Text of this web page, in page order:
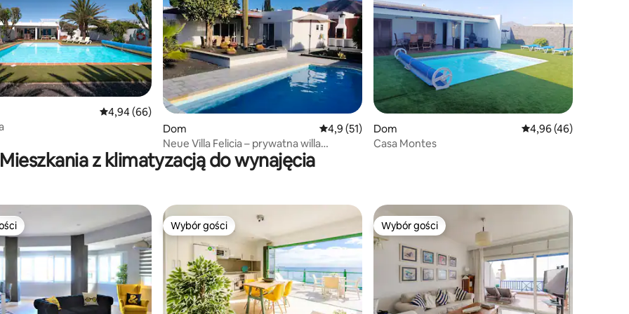
liczba recenzji: 57 Średnia ocena: 4,94 na 5, liczba recenzji: 66
4,94 (66)
Dom Średnia ocena: 4,9 na 5, liczba recenzji: 51
4,9 (51)
Neue Villa Felicia – prywatna willa
z basenem Playa Blanca
Dom Średnia ocena: 4,96
4,96 (46)
Casa Montes
Mieszkania z klimatyzacją do wynajęcia
Wybór gości
Wybór gości Wybór gości
Wybór gości